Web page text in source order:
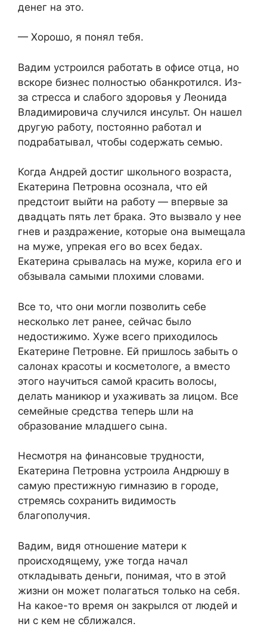
денег на это.
— Хорошо, я понял тебя.
Вадим устроился работать в офисе отца, но
вскоре бизнес полностью обанкротился. Из-
за стресса и слабого здоровья у Леонида
Владимировича случился инсульт. Он нашел
другую работу, постоянно работал и
подрабатывал, чтобы содержать семью.
Когда Андрей достиг школьного возраста,
Екатерина Петровна осознала, что ей
предстоит выйти на работу — впервые за
двадцать пять лет брака. Это вызвало у нее
гнев и раздражение, которые она вымещала
на муже, упрекая его во всех бедах.
Екатерина срывалась на муже, корила его и
обзывала самыми плохими словами.
Все то, что они могли позволить себе
несколько лет ранее, сейчас было
недостижимо. Хуже всего приходилось
Екатерине Петровне. Ей пришлось забыть о
салонах красоты и косметологе, а вместо
этого научиться самой красить волосы,
делать маникюр и ухаживать за лицом. Все
семейные средства теперь шли на
образование младшего сына.
Несмотря на финансовые трудности,
Екатерина Петровна устроила Андрюшу в
самую престижную гимназию в городе,
стремясь сохранить видимость
благополучия.
Вадим, видя отношение матери к
происходящему, уже тогда начал
откладывать деньги, понимая, что в этой
жизни он может полагаться только на себя.
На какое-то время он закрылся от людей и
ни с кем не сближался.